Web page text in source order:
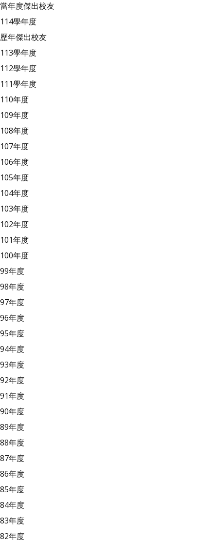
當年度傑出校友
114學年度
歷年傑出校友
113學年度
112學年度
111學年度
110年度
109年度
108年度
107年度
106年度
105年度
104年度
103年度
102年度
101年度
100年度
99年度
98年度
97年度
96年度
95年度
94年度
93年度
92年度
91年度
90年度
89年度
88年度
87年度
86年度
85年度
84年度
83年度
82年度